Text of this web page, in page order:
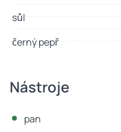
sůl
černý pepř
Nástroje
pan